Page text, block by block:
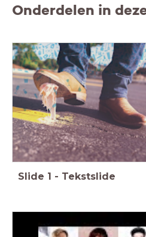
Onderdelen in
Slide 1 - Tekstslide